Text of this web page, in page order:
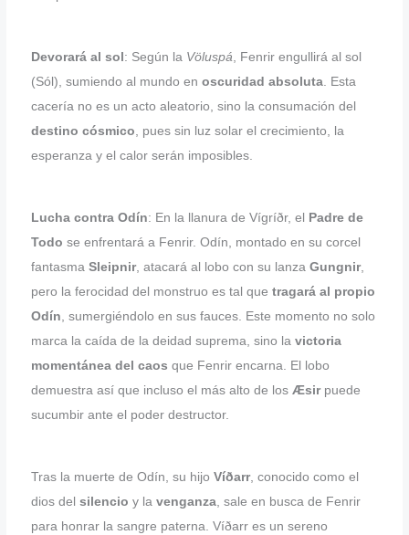
Devorará al sol : Según la Völuspá , Fenrir engullirá al sol
(Sól), sumiendo al mundo en oscuridad absoluta . Esta
cacería no es un acto aleatorio, sino la consumación del
destino cósmico , pues sin luz solar el crecimiento, la
esperanza y el calor serán imposibles.
Lucha contra Odín: En la llanura de Vígríðr, el
Padre de
Todo se enfrentará a Fenrir. Odín, montado en su corcel
fantasma Sleipnir, atacará al lobo con su lanza Gungnir,
pero la ferocidad del monstruo es tal que tragará al propio
Odín , sumergiéndolo en sus fauces. Este momento no solo
marca la caída de la deidad suprema, sino la victoria
momentánea del caos que Fenrir encarna. El lobo
demuestra así que incluso el más alto de los Æsirpuede
sucumbir ante el poder destructor.
Tras la muerte de Odín, su hijo Víðarr, conocido como el
dios del silencio y la venganza , sale en busca de Fenrir
para honrar la sangre paterna. Víðarr es un sereno